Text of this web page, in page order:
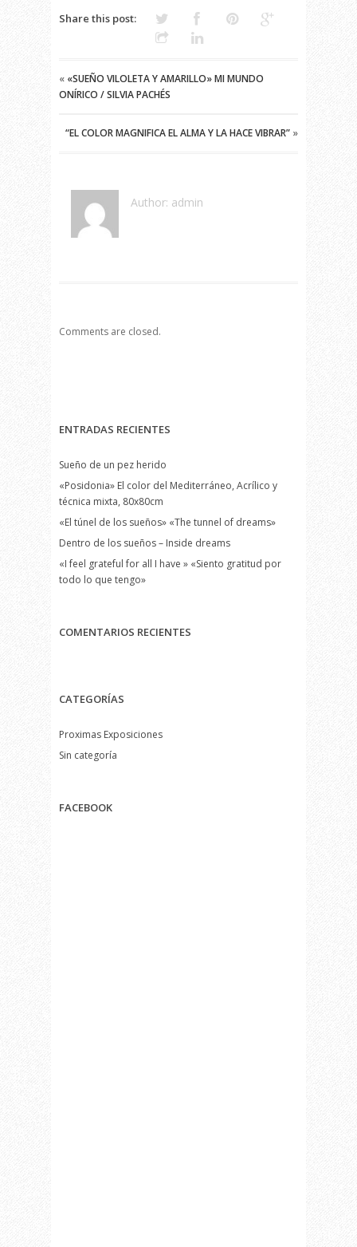
Share this post:
« «SUEÑO VILOLETA Y AMARILLO» MI MUNDO
ONÍRICO / SILVIA PACHÉS
“EL COLOR MAGNIFICA EL ALMA Y LA HACE VIBRAR” »
Author: admin
Comments are closed.
ENTRADAS RECIENTES
Sueño de un pez herido
«Posidonia» El color del Mediterráneo, Acrílico y
técnica mixta, 80x80cm
«El túnel de los sueños» «The tunnel of dreams»
Dentro de los sueños – Inside dreams
«I feel grateful for all I have » «Siento gratitud por
todo lo que tengo»
COMENTARIOS RECIENTES
CATEGORÍAS
Proximas Exposiciones
Sin categoría
FACEBOOK